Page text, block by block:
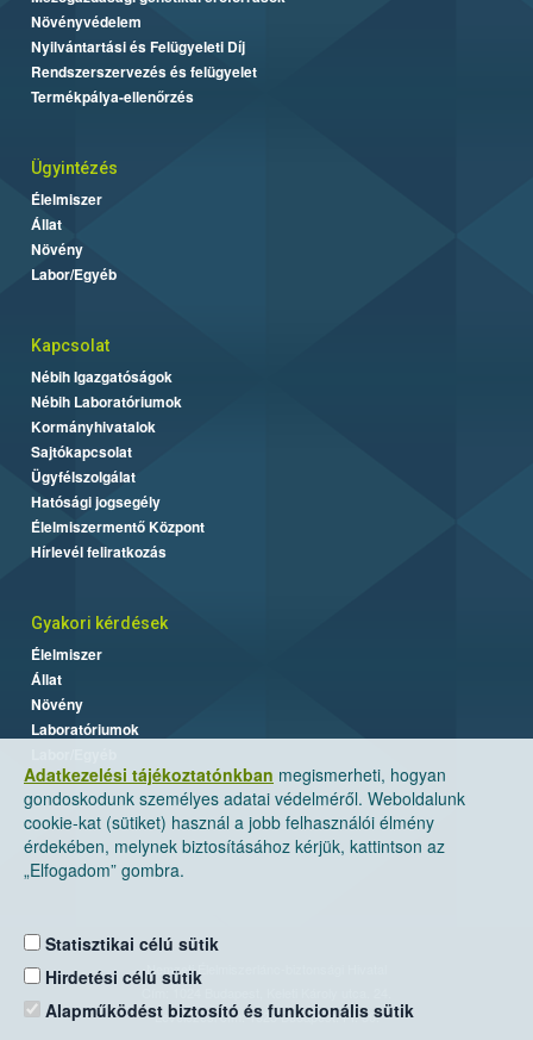
Adatkezelési tájékoztatónkban megismerheti, hogyan
gondoskodunk személyes adatai védelméről. Weboldalunk
cookie-kat (sütiket) használ a jobb felhasználói élmény
érdekében, melynek biztosításához kérjük, kattintson az
„Elfogadom” gombra.
Statisztikai célú sütik
Hirdetési célú sütik
Alapműködést biztosító és funkcionális sütik
Növényvédelem
Nyilvántartási és Felügyeleti Díj
Rendszerszervezés és felügyelet
Termékpálya-ellenőrzés
Ügyintézés
Élelmiszer
Állat
Növény
Labor/Egyéb
Kapcsolat
Nébih Igazgatóságok
Nébih Laboratóriumok
Kormányhivatalok
Sajtókapcsolat
Ügyfélszolgálat
Hatósági jogsegély
Élelmiszermentő Központ
Hírlevél feliratkozás
Gyakori kérdések
Élelmiszer
Állat
Növény
Laboratóriumok
Nemzeti Élelmiszerlánc-biztonsági Hivatal
Levelezési cím: 1525 Budapest. Pf. 30.